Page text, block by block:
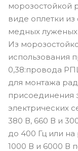
морозостойкой
виде оплетки
медных луженых
Из
использования
0,38:провода
для монтажа
присоединения
электрических
380 В, 660 В и
до 400 Гц или
1000 В и 6000 В